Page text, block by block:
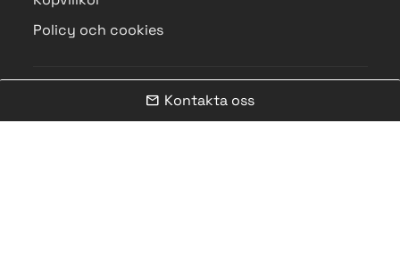
Policy och cookies
mail Kontakta oss